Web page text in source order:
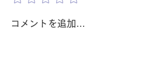
換の日程が決まり、 「これで今
日からお湯が使える。」 そう思
コメントを追加…